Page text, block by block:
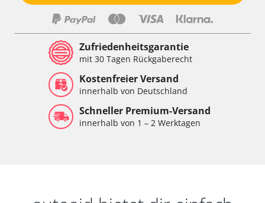
Zufriedenheitsgarantie
mit 30 Tagen Rückgaberecht
Kostenfreier Versand
innerhalb von Deutschland
Schneller Premium-Versand
innerhalb von 1 – 2 Werktagen